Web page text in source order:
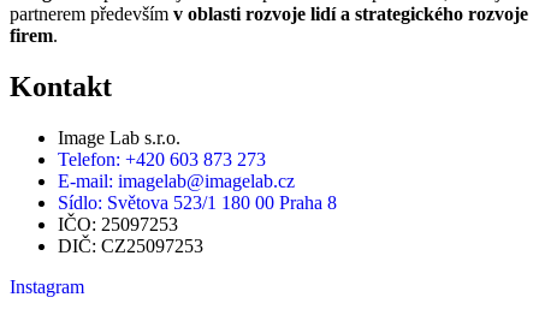
partnerem především v oblasti rozvoje lidí a strategického rozvoje
firem.
Kontakt
Image Lab s.r.o.
Telefon: +420 603 873 273
E-mail: imagelab@imagelab.cz
Sídlo: Světova 523/1 180 00 Praha 8
IČO: 25097253
DIČ: CZ25097253
Instagram